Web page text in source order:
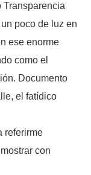
Transparencia
poco de luz en
ese enorme
como el
Documento
el fatídico
referirme
con